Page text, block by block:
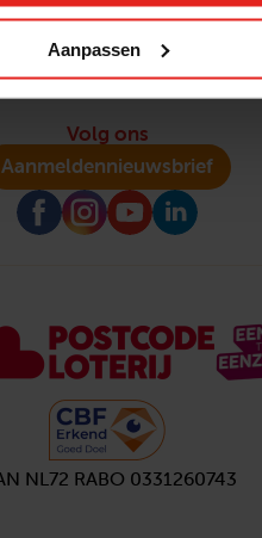
Aanpassen
Klachtenprocedure
Privacyverklaring
Opzeggen
Volg ons
Aanmeldennieuwsbrief
NL72 RABO 0331260743